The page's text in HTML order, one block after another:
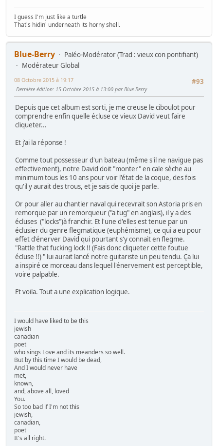
I guess I'm just like a turtle
That's hidin' underneath its horny shell.
Blue-Berry
Paléo-Modérator (Trad : vieux con pontifiant)
Modérateur Global
#93
08 Octobre 2015 à 19:17
Dernière édition: 15 Octobre 2015 à 13:00 par Blue-Berry
Depuis que cet album est sorti, je me creuse le ciboulot pour
comprendre enfin quelle écluse ce vieux David veut faire
cliqueter...
Et j'ai la réponse !
Comme tout possesseur d'un bateau (même s'il ne navigue pas
effectivement), notre David doit "monter" en cale sèche au
minimum tous les 10 ans pour voir l'état de la coque, des fois
qu'il y aurait des trous, et je sais de quoi je parle.
Or pour aller au chantier naval qui recevrait son Astoria pris en
remorque par un remorqueur ("a tug" en anglais), il y a des
écluses ("locks")à franchir. Et l'une d'elles est tenue par un
éclusier du genre flegmatique (euphémisme), ce qui a eu pour
effet d'énerver David qui pourtant s'y connait en flegme.
"Rattle that fucking lock !! (Fais donc cliqueter cette foutue
écluse !!) " lui aurait lancé notre guitariste un peu tendu. Ça lui
a inspiré ce morceau dans lequel l'énervement est perceptible,
voire palpable.
Et voila. Tout a une explication logique.
I would have liked to be this
jewish
canadian
poet
who sings Love and its meanders so well.
But by this time I would be dead,
And I would never have
met,
known,
and, above all, loved
You.
So too bad if I'm not this
jewish,
canadian,
poet
It's all right.